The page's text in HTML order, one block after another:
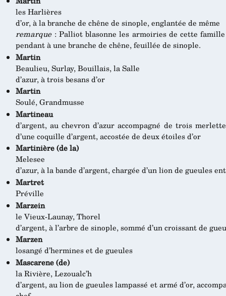
les Harlières
d’or, à la branche de chêne de sinople, englantée de même
remarque: Palliot blasonne les armoiries de cette famille
pendant à une branche de chêne, feuillée de sinople.
Martin
Beaulieu, Surlay, Bouillais, la Salle
d’azur, à trois besans d’or
Martin
Soulé, Grandmusse
Martineau
d’argent, au chevron d’azur accompagné de trois
d’une coquille d’argent, accostée de deux étoiles d’or
Martinière (de la)
Melesee
d’azur, à la bande d’argent, chargée d’un lion de gueules
Martret
Préville
Marzein
le Vieux-Launay, Thorel
d’argent, à l’arbre de sinople, sommé d’un croissant de
Marzen
losangé d’hermines et de gueules
Mascarene (de)
la Rivière, Lezoualc’h
d’argent, au lion de gueules lampassé et armé d’or,